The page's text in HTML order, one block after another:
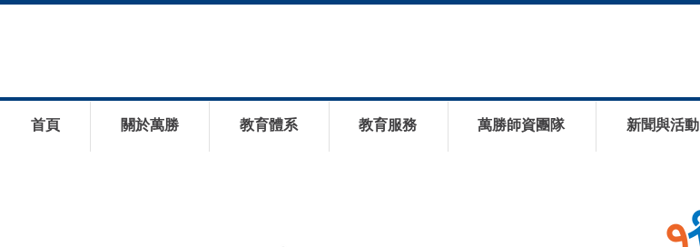
首頁 關於萬勝 教育體系 教育服務 萬勝師資團隊 新聞與活動